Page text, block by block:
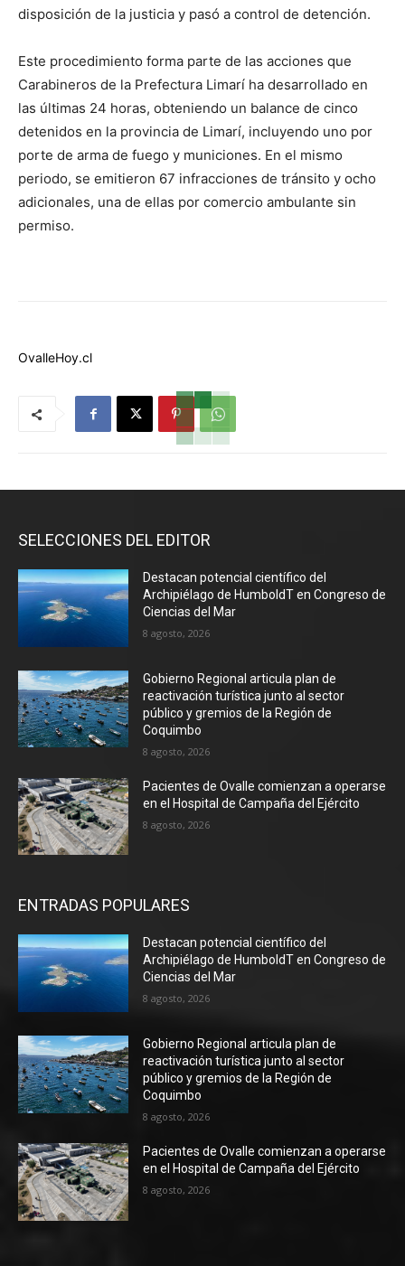
disposición de la justicia y pasó a control de detención.
Este procedimiento forma parte de las acciones que
Carabineros de la Prefectura Limarí ha desarrollado en
las últimas 24 horas, obteniendo un balance de cinco
detenidos en la provincia de Limarí, incluyendo uno por
porte de arma de fuego y municiones. En el mismo
periodo, se emitieron 67 infracciones de tránsito y ocho
adicionales, una de ellas por comercio ambulante sin
permiso.
OvalleHoy.cl
SELECCIONES DEL EDITOR
Destacan potencial científico del
Archipiélago de HumboldT en Congreso de
Ciencias del Mar
8 agosto, 2026
Gobierno Regional articula plan de
reactivación turística junto al sector
público y gremios de la Región de
Coquimbo
8 agosto, 2026
Pacientes de Ovalle comienzan a operarse
en el Hospital de Campaña del Ejército
8 agosto, 2026
ENTRADAS POPULARES
Destacan potencial científico del
Archipiélago de HumboldT en Congreso de
Ciencias del Mar
8 agosto, 2026
Gobierno Regional articula plan de
reactivación turística junto al sector
público y gremios de la Región de
Coquimbo
8 agosto, 2026
Pacientes de Ovalle comienzan a operarse
en el Hospital de Campaña del Ejército
8 agosto, 2026